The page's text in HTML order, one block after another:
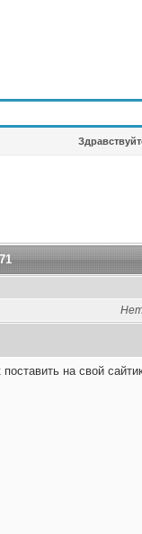
поставить на свой